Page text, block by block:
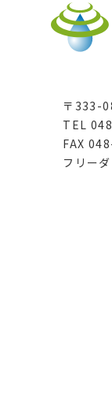
〒333-
TEL
FAX
フリー